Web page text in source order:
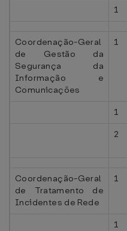
1
Coordenação-Geral
de Gestão da
Segurança da
Informação e
Comunicações
1
1
2
Coordenação-Geral
de Tratamento de
Incidentes de Rede
1
1